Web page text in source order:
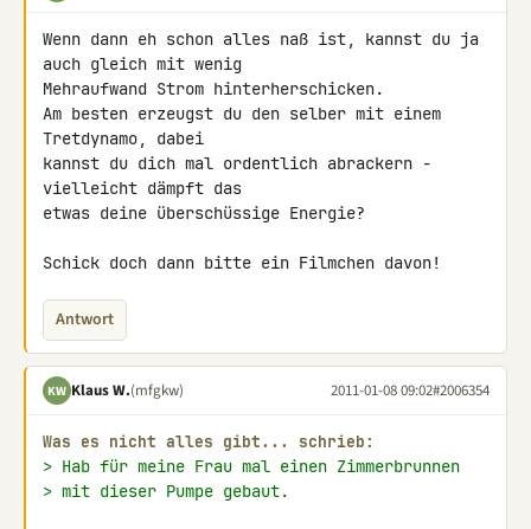
Wenn dann eh schon alles naß ist, kannst du ja
auch gleich mit wenig
Mehraufwand Strom hinterherschicken.
Am besten erzeugst du den selber mit einem
Tretdynamo, dabei
kannst du dich mal ordentlich abrackern -
vielleicht dämpft das
etwas deine überschüssige Energie?
Schick doch dann bitte ein Filmchen davon!
Antwort
KW Klaus W.(mfgkw) 2011-01-08 09:02#2006354
Was es nicht alles gibt... schrieb:
> Hab für meine Frau mal einen Zimmerbrunnen
> mit dieser Pumpe gebaut.